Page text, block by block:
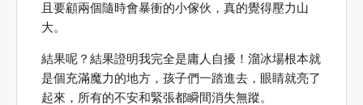
且要顧兩個隨時會暴衝的小傢伙，真的覺得壓力山
大。
結果呢？結果證明我完全是庸人自擾！溜冰場根本就
是個充滿魔力的地方，孩子們一踏進去，眼睛就亮了
起來，所有的不安和緊張都瞬間消失無蹤。